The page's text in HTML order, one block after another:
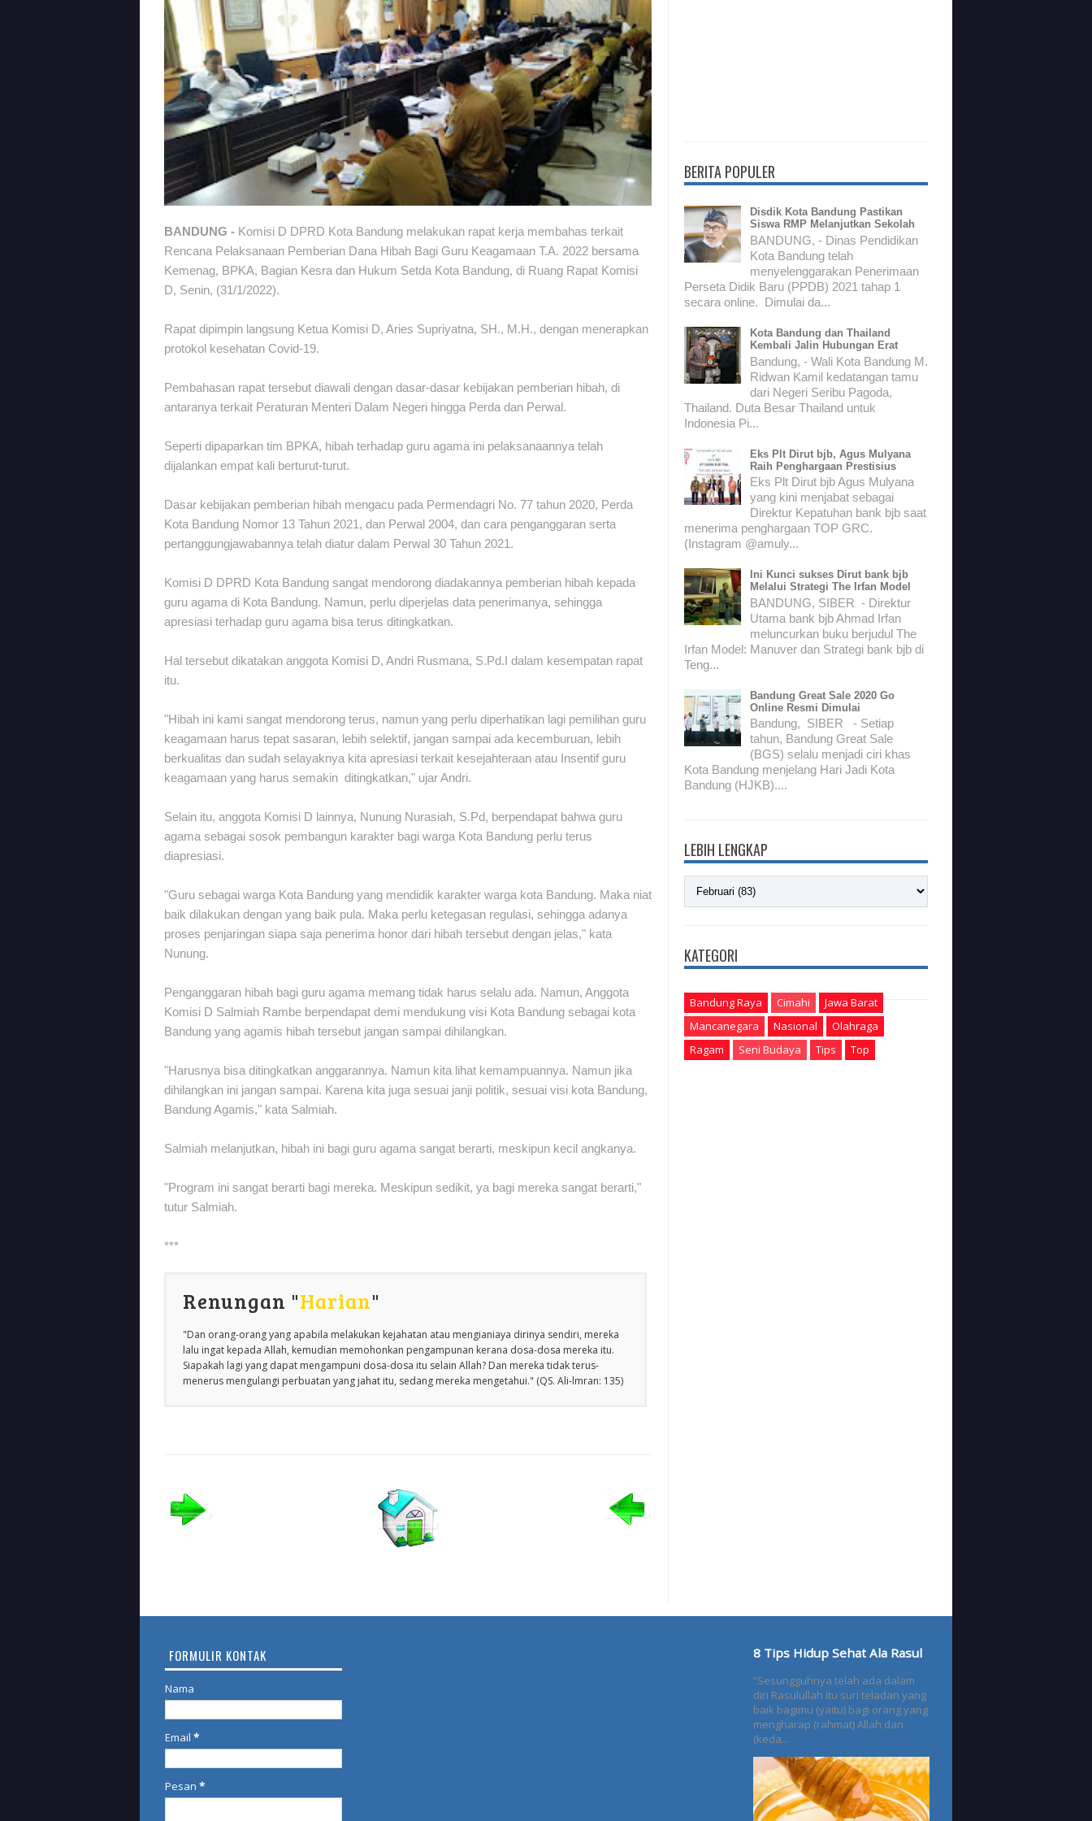
BANDUNG - Komisi D DPRD Kota Bandung melakukan rapat kerja membahas terkait
Rencana Pelaksanaan Pemberian Dana Hibah Bagi Guru Keagamaan T.A. 2022 bersama
Kemenag, BPKA, Bagian Kesra dan Hukum Setda Kota Bandung, di Ruang Rapat Komisi
D, Senin, (31/1/2022).
Rapat dipimpin langsung Ketua Komisi D, Aries Supriyatna, SH., M.H., dengan menerapkan
protokol kesehatan Covid-19.
Pembahasan rapat tersebut diawali dengan dasar-dasar kebijakan pemberian hibah, di
antaranya terkait Peraturan Menteri Dalam Negeri hingga Perda dan Perwal.
Seperti dipaparkan tim BPKA, hibah terhadap guru agama ini pelaksanaannya telah
dijalankan empat kali berturut-turut.
Dasar kebijakan pemberian hibah mengacu pada Permendagri No. 77 tahun 2020, Perda
Kota Bandung Nomor 13 Tahun 2021, dan Perwal 2004, dan cara penganggaran serta
pertanggungjawabannya telah diatur dalam Perwal 30 Tahun 2021.
Komisi D DPRD Kota Bandung sangat mendorong diadakannya pemberian hibah kepada
guru agama di Kota Bandung. Namun, perlu diperjelas data penerimanya, sehingga
apresiasi terhadap guru agama bisa terus ditingkatkan.
Hal tersebut dikatakan anggota Komisi D, Andri Rusmana, S.Pd.I dalam kesempatan rapat
itu.
"Hibah ini kami sangat mendorong terus, namun yang perlu diperhatikan lagi pemilihan guru
keagamaan harus tepat sasaran, lebih selektif, jangan sampai ada kecemburuan, lebih
berkualitas dan sudah selayaknya kita apresiasi terkait kesejahteraan atau Insentif guru
keagamaan yang harus semakin ditingkatkan," ujar Andri.
Selain itu, anggota Komisi D lainnya, Nunung Nurasiah, S.Pd, berpendapat bahwa guru
agama sebagai sosok pembangun karakter bagi warga Kota Bandung perlu terus
diapresiasi.
"Guru sebagai warga Kota Bandung yang mendidik karakter warga kota Bandung. Maka niat
baik dilakukan dengan yang baik pula. Maka perlu ketegasan regulasi, sehingga adanya
proses penjaringan siapa saja penerima honor dari hibah tersebut dengan jelas," kata
Nunung.
Penganggaran hibah bagi guru agama memang tidak harus selalu ada. Namun, Anggota
Komisi D Salmiah Rambe berpendapat demi mendukung visi Kota Bandung sebagai kota
Bandung yang agamis hibah tersebut jangan sampai dihilangkan.
"Harusnya bisa ditingkatkan anggarannya. Namun kita lihat kemampuannya. Namun jika
dihilangkan ini jangan sampai. Karena kita juga sesuai janji politik, sesuai visi kota Bandung,
Bandung Agamis," kata Salmiah.
Salmiah melanjutkan, hibah ini bagi guru agama sangat berarti, meskipun kecil angkanya.
"Program ini sangat berarti bagi mereka. Meskipun sedikit, ya bagi mereka sangat berarti,"
tutur Salmiah.
***
Renungan "Harian"
"Dan orang-orang yang apabila melakukan kejahatan atau mengianiaya dirinya sendiri, mereka
lalu ingat kepada Allah, kemudian memohonkan pengampunan kerana dosa-dosa mereka itu.
Siapakah lagi yang dapat mengampuni dosa-dosa itu selain Allah? Dan mereka tidak terus-
menerus mengulangi perbuatan yang jahat itu, sedang mereka mengetahui." (QS. Ali-lmran: 135)
BERITA POPULER
Disdik Kota Bandung Pastikan
Siswa RMP Melanjutkan Sekolah
BANDUNG, - Dinas Pendidikan
Kota Bandung telah
menyelenggarakan Penerimaan
Perseta Didik Baru (PPDB) 2021 tahap 1
secara online. Dimulai da...
Kota Bandung dan Thailand
Kembali Jalin Hubungan Erat
Bandung, - Wali Kota Bandung M.
Ridwan Kamil kedatangan tamu
dari Negeri Seribu Pagoda,
Thailand. Duta Besar Thailand untuk
Indonesia Pi...
Eks Plt Dirut bjb, Agus Mulyana
Raih Penghargaan Prestisius
Eks Plt Dirut bjb Agus Mulyana
yang kini menjabat sebagai
Direktur Kepatuhan bank bjb saat
menerima penghargaan TOP GRC.
(Instagram @amuly...
Ini Kunci sukses Dirut bank bjb
Melalui Strategi The Irfan Model
BANDUNG, SIBER - Direktur
Utama bank bjb Ahmad Irfan
meluncurkan buku berjudul The
Irfan Model: Manuver dan Strategi bank bjb di
Teng...
Bandung Great Sale 2020 Go
Online Resmi Dimulai
Bandung, SIBER - Setiap
tahun, Bandung Great Sale
(BGS) selalu menjadi ciri khas
Kota Bandung menjelang Hari Jadi Kota
Bandung (HJKB)....
LEBIH LENGKAP
KATEGORI
Bandung Raya Cimahi
Jawa Barat
Mancanegara
Nasional
Olahraga
Ragam
Seni Budaya Tips Top
FORMULIR KONTAK
Nama
Email *
Pesan *
8 Tips Hidup Sehat Ala Rasul
“Sesungguhnya telah ada dalam
diri Rasulullah itu suri teladan yang
baik bagimu (yaitu) bagi orang yang
mengharap (rahmat) Allah dan
(keda...